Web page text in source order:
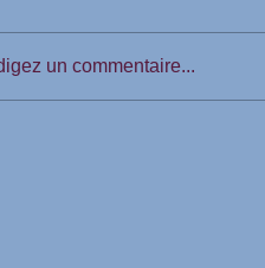
défis du moment
un commentaire...